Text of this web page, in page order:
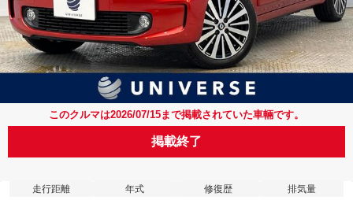
このクルマは2026/07/15まで掲載されていた車輛です。
掲載終了
走行距離 年式 修復歴 排気量